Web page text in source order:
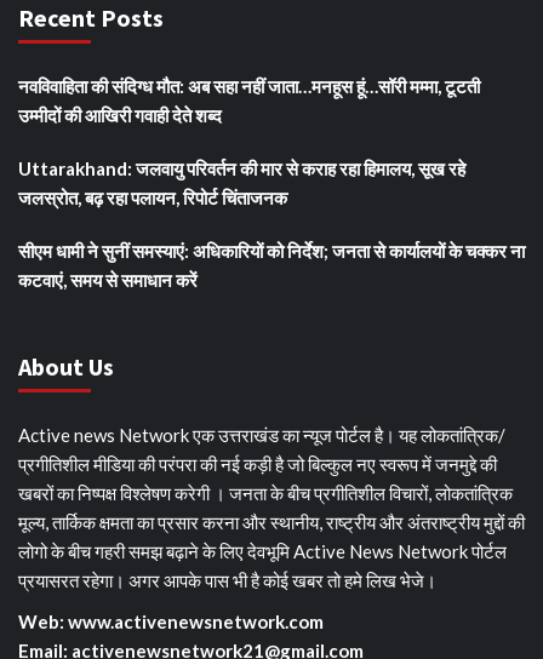
Recent Posts
नवविवाहिता की संदिग्ध मौत: अब सहा नहीं जाता…मनहूस हूं…सॉरी मम्मा, टूटती
उम्मीदों की आखिरी गवाही देते शब्द
Uttarakhand: जलवायु परिवर्तन की मार से कराह रहा हिमालय, सूख रहे
जलस्रोत, बढ़ रहा पलायन, रिपोर्ट चिंताजनक
सीएम धामी ने सुनीं समस्याएं: अधिकारियों को निर्देश; जनता से कार्यालयों के चक्कर ना
कटवाएं, समय से समाधान करें
About Us
Active news Network एक उत्तराखंड का न्यूज पोर्टल है। यह लोकतांत्रिक/
प्रगीतिशील मीडिया की परंपरा की नई कड़ी है जो बिल्कुल नए स्वरूप में जनमुद्दे की
खबरों का निष्पक्ष विश्लेषण करेगी । जनता के बीच प्रगीतिशील विचारों, लोकतांत्रिक
मूल्य, तार्किक क्षमता का प्रसार करना और स्थानीय, राष्ट्रीय और अंतराष्ट्रीय मुद्दों की
लोगो के बीच गहरी समझ बढ़ाने के लिए देवभूमि Active News Network पोर्टल
प्रयासरत रहेगा। अगर आपके पास भी है कोई खबर तो हमे लिख भेजे।
Web: www.activenewsnetwork.com
Email: activenewsnetwork21@gmail.com